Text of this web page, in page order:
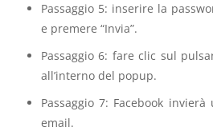
Passaggio 5: inserire la
e premere “Invia”.
Passaggio 6: fare clic sul
all’interno del popup.
Passaggio 7: Facebook
email.